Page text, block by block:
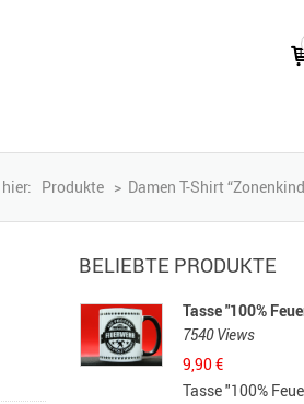
Produkte > Damen T-Shirt
BELIEBTE PRODUKTE
Tasse "100%
7540 Views
9,90€
Tasse "100%